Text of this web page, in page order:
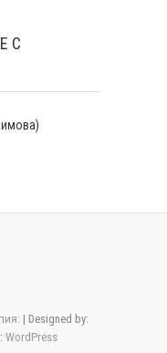
С
| Designed by:
WordPress